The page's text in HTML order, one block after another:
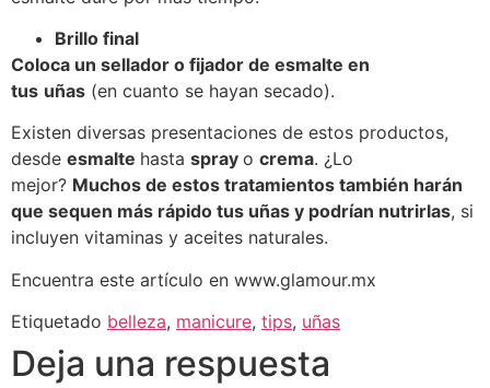
Brillo final
Coloca un sellador o fijador de esmalte en
tus uñas (en cuanto se hayan secado).
Existen diversas presentaciones de estos productos,
desde esmalte hasta spray o crema. ¿Lo
mejor? Muchos de estos tratamientos también harán
que sequen más rápido tus uñas y podrían nutrirlas, si
incluyen vitaminas y aceites naturales.
Encuentra este artículo en www.glamour.mx
Etiquetado belleza, manicure, tips, uñas
Deja una respuesta